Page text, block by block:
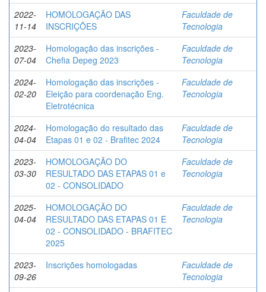
2022-
11-14
HOMOLOGAÇÃO DAS
INSCRIÇÕES
Faculdade de
Tecnologia
2023-
07-04
Homologação das inscrições -
Chefia Depeg 2023
Faculdade de
Tecnologia
2024-
02-20
Homologação das inscrições -
Eleição para coordenação Eng.
Eletrotécnica
Faculdade de
Tecnologia
2024-
04-04
Homologação do resultado das
Etapas 01 e 02 - Brafitec 2024
Faculdade de
Tecnologia
2023-
03-30
HOMOLOGAÇÃO DO
RESULTADO DAS ETAPAS 01 e
02 - CONSOLIDADO
Faculdade de
Tecnologia
2025-
04-04
HOMOLOGAÇÃO DO
RESULTADO DAS ETAPAS 01 E
02 - CONSOLIDADO - BRAFITEC
2025
Faculdade de
Tecnologia
2023-
09-26
Inscrições homologadas
Faculdade de
Tecnologia